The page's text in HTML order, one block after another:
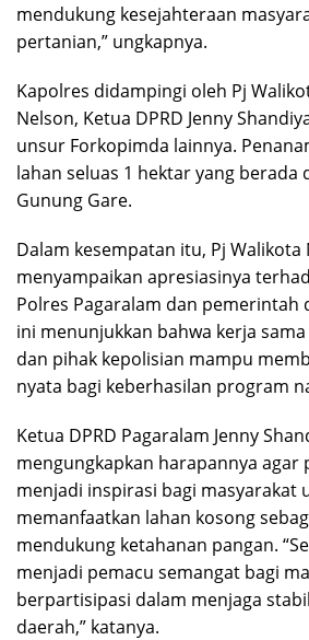
mendukung kesejahteraan
pertanian,” ungkapnya.
Kapolres didampingi oleh Pj
Nelson, Ketua DPRD Jenny
unsur Forkopimda lainnya.
lahan seluas 1 hektar yang berada
Gunung Gare.
Dalam kesempatan itu, Pj Walikota
menyampaikan apresiasinya
Polres Pagaralam dan pemerintah
ini menunjukkan bahwa kerja
dan pihak kepolisian mampu
nyata bagi keberhasilan program
Ketua DPRD Pagaralam Jenny
mengungkapkan harapannya
menjadi inspirasi bagi masyarakat
memanfaatkan lahan kosong
mendukung ketahanan pangan.
menjadi pemacu semangat bagi
berpartisipasi dalam menjaga
daerah,” katanya.